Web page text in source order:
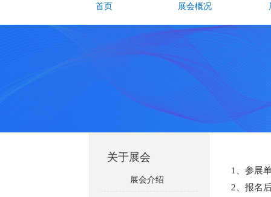
首页 展会概况
关于展会
展会介绍
1、参展
2、报名